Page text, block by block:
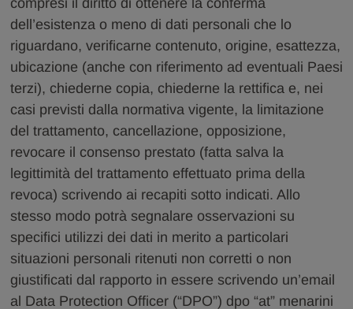
dell’esistenza o meno di dati personali che lo
riguardano, verificarne contenuto, origine, esattezza,
ubicazione (anche con riferimento ad eventuali Paesi
terzi), chiederne copia, chiederne la rettifica e, nei
casi previsti dalla normativa vigente, la limitazione
del trattamento, cancellazione, opposizione,
revocare il consenso prestato (fatta salva la
legittimità del trattamento effettuato prima della
revoca) scrivendo ai recapiti sotto indicati. Allo
stesso modo potrà segnalare osservazioni su
specifici utilizzi dei dati in merito a particolari
situazioni personali ritenuti non corretti o non
giustificati dal rapporto in essere scrivendo un’email
al Data Protection Officer (“DPO”) dpo “at” menarini